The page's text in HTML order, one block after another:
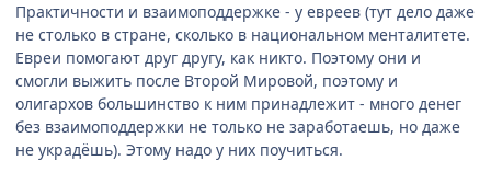
Практичности и взаимоподдержке - у евреев (тут дело даже
не столько в стране, сколько в национальном менталитете.
Евреи помогают друг другу, как никто. Поэтому они и
смогли выжить после Второй Мировой, поэтому и
олигархов большинство к ним принадлежит - много денег
без взаимоподдержки не только не заработаешь, но даже
не украдёшь). Этому надо у них поучиться.